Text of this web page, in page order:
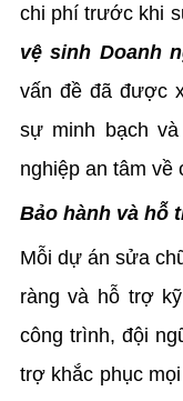
chi phí trước khi
vệ sinh Doanh
vấn đề đã được
sự minh bạch
nghiệp an tâm về
Bảo hành và hỗ
Mỗi dự án sửa
ràng và hỗ trợ
công trình, đội
trợ khắc phục